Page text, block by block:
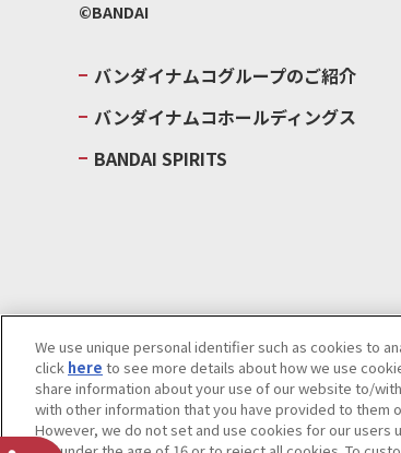
©BANDAI
バンダイナムコグループのご紹介
バンダイナムコホールディングス
BANDAI SPIRITS
ウェブサイトご利用条件ソーシャルメディアポリシー
Do Not Sell or Share My Personal Information著作権
We use unique personal identifier such as cookies to
click here to see more details about how we use
share information about your use of our website to/
with other information that you have provided to
However, we do not set and use cookies for our users